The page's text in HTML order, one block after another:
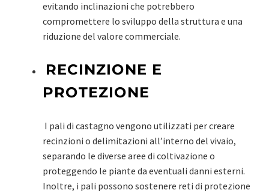
evitando inclinazioni che potrebbero
compromettere lo sviluppo della struttura e una
riduzione del valore commerciale.
RECINZIONE E
PROTEZIONE
I pali di castagno vengono utilizzati per creare
recinzioni o delimitazioni all’interno del vivaio,
separando le diverse aree di coltivazione o
proteggendo le piante da eventuali danni esterni.
Inoltre, i pali possono sostenere reti di protezione